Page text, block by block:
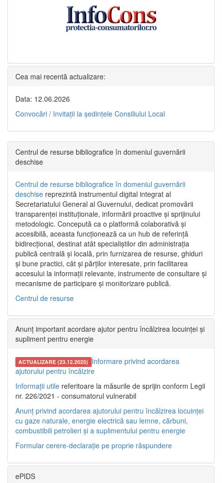
Cea mai recentă actualizare:
Data: 12.06.2026
Convocări / Invitaţii la şedinţele Consiliului Local
Centrul de resurse bibliografice în domeniul guvernării
deschise
Centrul de resurse bibliografice în domeniul guvernării
deschise reprezintă instrumentul digital integrat al
Secretariatului General al Guvernului, dedicat promovării
transparenței instituționale, informării proactive și sprijinului
metodologic. Concepută ca o platformă colaborativă și
accesibilă, aceasta funcționează ca un hub de referință
bidirecțional, destinat atât specialiștilor din administrația
publică centrală și locală, prin furnizarea de resurse, ghiduri
și bune practici, cât și părților interesate, prin facilitarea
accesului la informații relevante, instrumente de consultare și
mecanisme de participare și monitorizare publică.
Centrul de resurse
Anunț important acordare ajutor pentru încălzirea locuinței și
supliment pentru energie
ACTUALIZARE (23.12.2025) Informare privind acordarea
ajutorului pentru încălzire
Informații utile referitoare la măsurile de sprijin conform Legii
nr. 226/2021 - consumatorul vulnerabil
Anunț privind acordarea ajutorului pentru încălzirea locuinței
cu gaze naturale, energie electrică sau lemne, cărbuni,
combustibili petrolieri și a suplimentului pentru energie
Formular cerere-declarație pe proprie răspundere
ePIDS